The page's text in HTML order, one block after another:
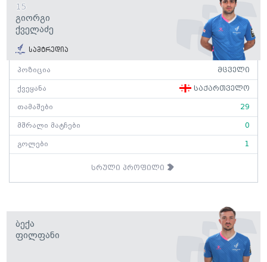
15
Გიორგი
Ქველაძე
სამტრედია
პოზიცია მცველი
ქვეყანა საქართველო
თამაშები 29
მშრალი მატჩები 0
გოლები 1
სრული პროფილი
Ბექა
Ფილფანი